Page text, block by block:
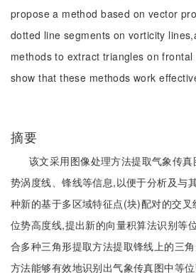
propose a method based on vector
dotted line segments on vorticity
methods to extract triangles on
show that these methods work
摘要
该文采用图像处理方法提取气象传
势涡度线、锋线等信息,以便于分析及与
种新的基于多区域特征点(块)配对的交
位势高度线,提出新的向量积算法识别等
合多种三角形提取方法提取锋线上的三
方法能够有效地识别出气象传真图中等